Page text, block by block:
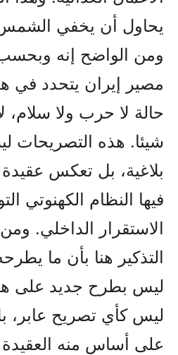
يحاول أن يخفي الشمس
ومن الواضح إنه وبحسب
مصير إيران يتحدد في
حالة لا حرب ولا سلام،
شيئا. هذه التصريحات
بلاغية، بل تعكس
فيها النظام الكهنوتي
الاستقرار الداخلي.
التذکير هنا بأن ما
ليس بطرح جديد على
ليس کأي تصريح عابر،
على أساس منه العقيدة